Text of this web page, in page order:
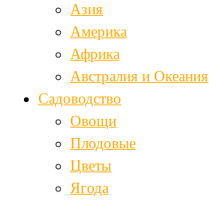
Азия
Америка
Африка
Австралия и Океания
Садоводство
Овощи
Плодовые
Цветы
Ягода